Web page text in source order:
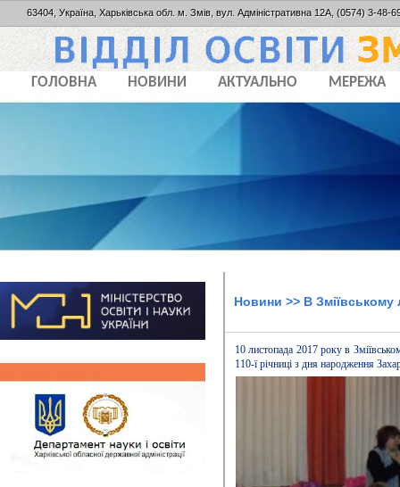
63404, Україна, Харьківська обл. м. Змів, вул. Адміністративна 12А, (0574) 3-48-
ГОЛОВНА НОВИНИ АКТУАЛЬНО МЕРЕЖА
Новини >> В
10 листопада 2017 року в
110-ї річниці з дня народження